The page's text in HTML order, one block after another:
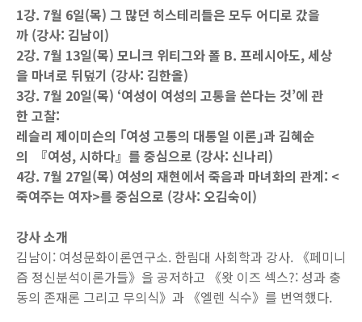
1강. 7월 6일(목) 그 많던 히스테리들은 모두 어디로 갔을
까 (강사: 김남이)
2강. 7월 13일(목) 모니크 위티그와 폴 B. 프레시아도, 세상
을 마녀로 뒤덮기 (강사: 김한올)
3강. 7월 20일(목) ‘여성이 여성의 고통을 쓴다는 것’에 관
한 고찰:
레슬리 제이미슨의 ｢여성 고통의 대통일 이론｣과 김혜순
의 『여성, 시하다』를 중심으로 (강사: 신나리)
4강. 7월 27일(목) 여성의 재현에서 죽음과 마녀화의 관계: <
죽여주는 여자>를 중심으로 (강사: 오김숙이)
강사 소개
김남이: 여성문화이론연구소. 한림대 사회학과 강사. 《페미니
즘 정신분석이론가들》을 공저하고 《왓 이즈 섹스?: 성과 충
동의 존재론 그리고 무의식》과 《엘렌 식수》를 번역했다.